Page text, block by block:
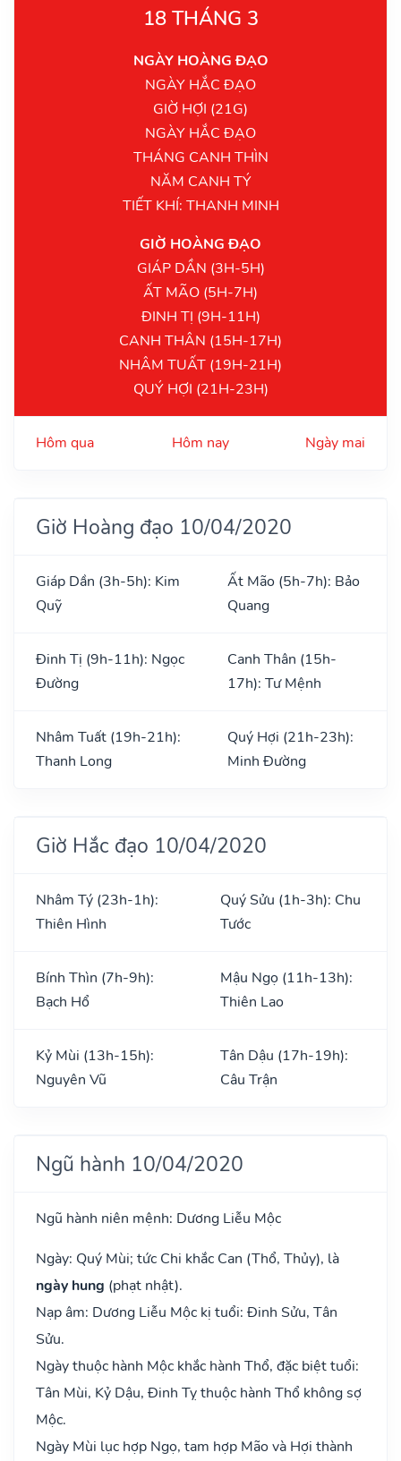
18 THÁNG 3
NGÀY HOÀNG ĐẠO
NGÀY HẮC ĐẠO
GIỜ HỢI (21G)
NGÀY HẮC ĐẠO
THÁNG CANH THÌN
NĂM CANH TÝ
TIẾT KHÍ: THANH MINH
GIỜ HOÀNG ĐẠO
GIÁP DẦN (3H-5H)
ẤT MÃO (5H-7H)
ĐINH TỊ (9H-11H)
CANH THÂN (15H-17H)
NHÂM TUẤT (19H-21H)
QUÝ HỢI (21H-23H)
Hôm qua Hôm nay Ngày mai
Giờ Hoàng đạo 10/04/2020
Giáp Dần (3h-5h): Kim
Quỹ
Ất Mão (5h-7h): Bảo
Quang
Đinh Tị (9h-11h): Ngọc
Đường
Canh Thân (15h-
17h): Tư Mệnh
Nhâm Tuất (19h-21h):
Thanh Long
Quý Hợi (21h-23h):
Minh Đường
Giờ Hắc đạo 10/04/2020
Nhâm Tý (23h-1h):
Thiên Hình
Quý Sửu (1h-3h): Chu
Tước
Bính Thìn (7h-9h):
Bạch Hổ
Mậu Ngọ (11h-13h):
Thiên Lao
Kỷ Mùi (13h-15h):
Nguyên Vũ
Tân Dậu (17h-19h):
Câu Trận
Ngũ hành 10/04/2020
Ngũ hành niên mệnh: Dương Liễu Mộc
Ngày: Quý Mùi; tức Chi khắc Can (Thổ, Thủy), là
ngày hung (phạt nhật).
Nạp âm: Dương Liễu Mộc kị tuổi: Đinh Sửu, Tân
Sửu.
Ngày thuộc hành Mộc khắc hành Thổ, đặc biệt tuổi:
Tân Mùi, Kỷ Dậu, Đinh Tỵ thuộc hành Thổ không sợ
Mộc.
Ngày Mùi lục hợp Ngọ, tam hợp Mão và Hợi thành